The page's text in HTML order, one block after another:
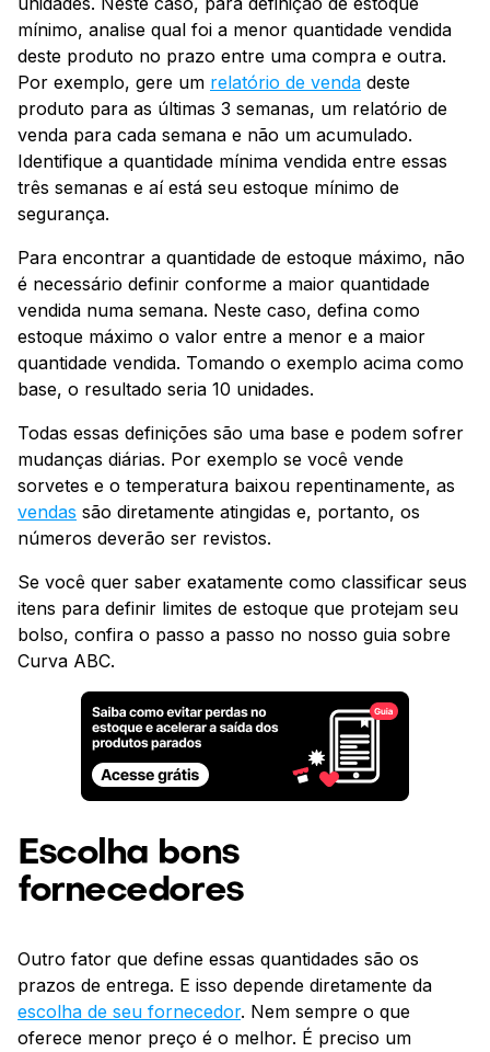
mínimo, analise qual foi a menor quantidade vendida
deste produto no prazo entre uma compra e outra.
Por exemplo, gere um relatório de venda deste
produto para as últimas 3 semanas, um relatório de
venda para cada semana e não um acumulado.
Identifique a quantidade mínima vendida entre essas
três semanas e aí está seu estoque mínimo de
segurança.
Para encontrar a quantidade de estoque máximo, não
é necessário definir conforme a maior quantidade
vendida numa semana. Neste caso, defina como
estoque máximo o valor entre a menor e a maior
quantidade vendida. Tomando o exemplo acima como
base, o resultado seria 10 unidades.
Todas essas definições são uma base e podem sofrer
mudanças diárias. Por exemplo se você vende
sorvetes e o temperatura baixou repentinamente, as
vendas são diretamente atingidas e, portanto, os
números deverão ser revistos.
Se você quer saber exatamente como classificar seus
itens para definir limites de estoque que protejam seu
bolso, confira o passo a passo no nosso guia sobre
Curva ABC.
Escolha bons
fornecedores
Outro fator que define essas quantidades são os
prazos de entrega. E isso depende diretamente da
escolha de seu fornecedor. Nem sempre o que
oferece menor preço é o melhor. É preciso um